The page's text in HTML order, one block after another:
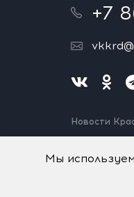
+7
Новости
Нашли
Мы